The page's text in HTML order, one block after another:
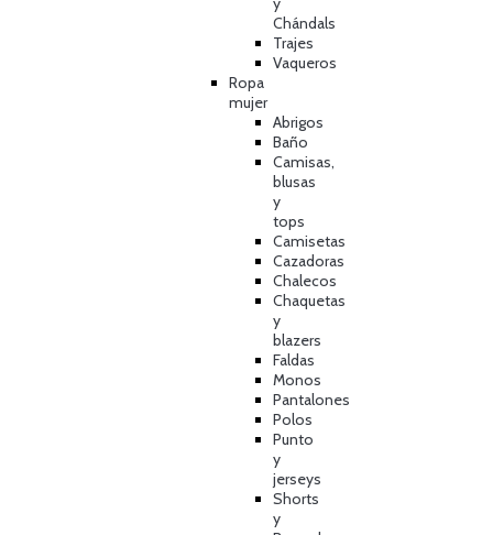
Chándals
Trajes
Vaqueros
Ropa
mujer
Abrigos
Baño
Camisas,
blusas
y
tops
Camisetas
Cazadoras
Chalecos
Chaquetas
y
blazers
Faldas
Monos
Pantalones
Polos
Punto
y
jerseys
Shorts
y